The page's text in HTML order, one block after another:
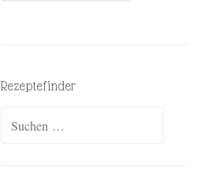
Rezeptefinder